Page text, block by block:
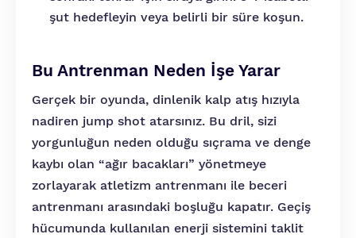
şut hedefleyin veya belirli bir süre koşun.
Bu Antrenman Neden İşe Yarar
Gerçek bir oyunda, dinlenik kalp atış hızıyla
nadiren jump shot atarsınız. Bu dril, sizi
yorgunluğun neden olduğu sıçrama ve denge
kaybı olan “ağır bacakları” yönetmeye
zorlayarak atletizm antrenmanı ile beceri
antrenmanı arasındaki boşluğu kapatır. Geçiş
hücumunda kullanılan enerji sistemini taklit